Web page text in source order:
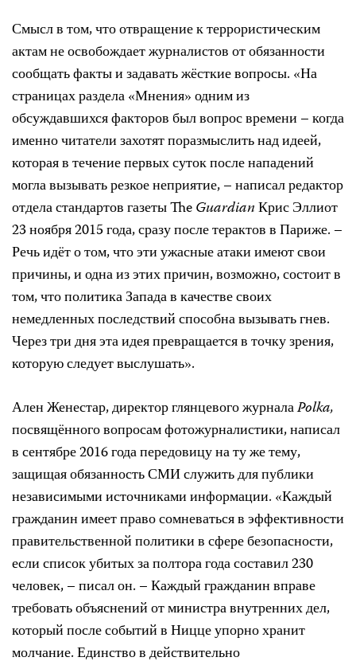
Смысл в том, что отвращение к террористическим
актам не освобождает журналистов от обязанности
сообщать факты и задавать жёсткие вопросы. «На
страницах раздела «Мнения» одним из
обсуждавшихся факторов был вопрос времени – когда
именно читатели захотят поразмыслить над идеей,
которая в течение первых суток после нападений
могла вызывать резкое неприятие, – написал редактор
отдела стандартов газеты TheGuardianКрис Эллиот
23 ноября 2015 года, сразу после терактов в Париже. –
Речь идёт о том, что эти ужасные атаки имеют свои
причины, и одна из этих причин, возможно, состоит в
том, что политика Запада в качестве своих
немедленных последствий способна вызывать гнев.
Через три дня эта идея превращается в точку зрения,
которую следует выслушать».
Ален Женестар, директор глянцевого журналаPolka,
посвящённого вопросам фотожурналистики, написал
в сентябре 2016 года передовицу на ту же тему,
защищая обязанность СМИ служить для публики
независимыми источниками информации. «Каждый
гражданин имеет право сомневаться в эффективности
правительственной политики в сфере безопасности,
если список убитых за полтора года составил 230
человек, – писал он. – Каждый гражданин вправе
требовать объяснений от министра внутренних дел,
который после событий в Ницце упорно хранит
молчание. Единство в действительно